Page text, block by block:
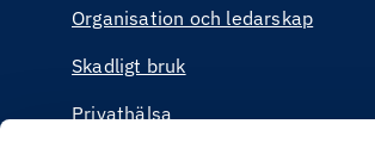
Organisation och ledarskap
Skadligt bruk
Privathälsa